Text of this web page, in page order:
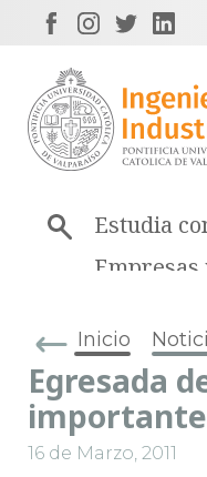
Estudia
Empresas
Inicio
Egresada
16 de Marzo, 2011